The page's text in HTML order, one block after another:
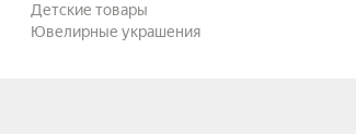
Детские товары
Ювелирные украшения